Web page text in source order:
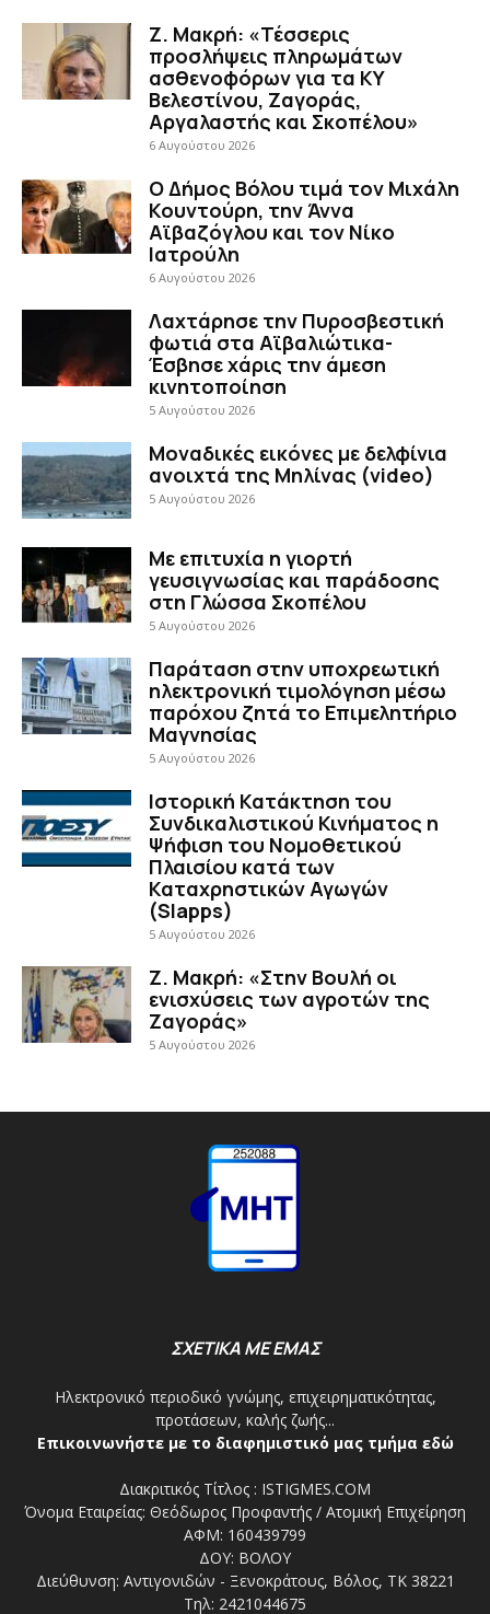
Ζ. Μακρή: «Τέσσερις
προσλήψεις πληρωμάτων
ασθενοφόρων για τα ΚΥ
Βελεστίνου, Ζαγοράς,
Αργαλαστής και Σκοπέλου»
6 Αυγούστου 2026
Ο Δήμος Βόλου τιμά τον Μιχάλη
Κουντούρη, την Άννα
Αϊβαζόγλου και τον Νίκο
Ιατρούλη
6 Αυγούστου 2026
Λαχτάρησε την Πυροσβεστική
φωτιά στα Αϊβαλιώτικα-
Έσβησε χάρις την άμεση
κινητοποίηση
5 Αυγούστου 2026
Μοναδικές εικόνες με δελφίνια
ανοιχτά της Μηλίνας (video)
5 Αυγούστου 2026
Με επιτυχία η γιορτή
γευσιγνωσίας και παράδοσης
στη Γλώσσα Σκοπέλου
5 Αυγούστου 2026
Παράταση στην υποχρεωτική
ηλεκτρονική τιμολόγηση μέσω
παρόχου ζητά το Επιμελητήριο
Μαγνησίας
5 Αυγούστου 2026
Ιστορική Κατάκτηση του
Συνδικαλιστικού Κινήματος η
Ψήφιση του Νομοθετικού
Πλαισίου κατά των
Καταχρηστικών Αγωγών
(Slapps)
5 Αυγούστου 2026
Ζ. Μακρή: «Στην Βουλή οι
ενισχύσεις των αγροτών της
Ζαγοράς»
5 Αυγούστου 2026
ΣΧΕΤΙΚΑ ΜΕ ΕΜΑΣ
Ηλεκτρονικό περιοδικό γνώμης, επιχειρηματικότητας,
προτάσεων, καλής ζωής...
Επικοινωνήστε με το διαφημιστικό μας τμήμα εδώ
Διακριτικός Τίτλος : ISTIGMES.COM
Όνομα Εταιρείας: Θεόδωρος Προφαντής / Ατομική Επιχείρηση
ΑΦΜ: 160439799
ΔΟΥ: ΒΟΛΟΥ
Διεύθυνση: Αντιγονιδών - Ξενοκράτους, Βόλος, ΤΚ 38221
Τηλ: 2421044675